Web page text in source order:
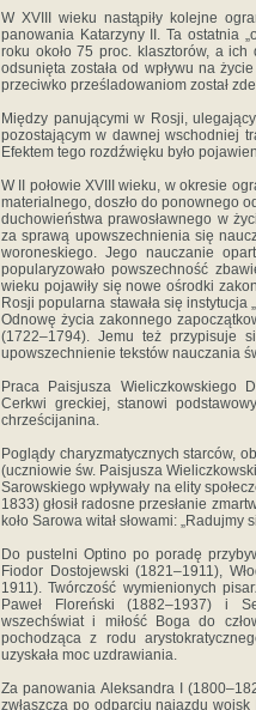
W XVIII wieku nastąpiły kolejne
panowania Katarzyny II. Ta ostatnia
roku około 75 proc. klasztorów, a ich
odsunięta została od wpływu na
przeciwko prześladowaniom został
Między panującymi w Rosji,
pozostającym w dawnej wschodniej
Efektem tego rozdźwięku było
W II połowie XVIII wieku, w okresie
materialnego, doszło do ponownego
duchowieństwa prawosławnego w
za sprawą upowszechnienia się
woroneskiego. Jego nauczanie
popularyzowało powszechność
wieku pojawiły się nowe ośrodki
Rosji popularna stawała się instytucja
Odnowę życia zakonnego
(1722–1794). Jemu też przypisuje
upowszechnienie tekstów nauczania
Praca Paisjusza Wieliczkowskiego
Cerkwi greckiej, stanowi
chrześcijanina.
Poglądy charyzmatycznych starców,
(uczniowie św. Paisjusza
Sarowskiego wpływały na elity
1833) głosił radosne przesłanie
koło Sarowa witał słowami: „Radujmy
Do pustelni Optino po poradę
Fiodor Dostojewski (1821–1911),
1911). Twórczość wymienionych
Paweł Floreński (1882–1937) i
wszechświat i miłość Boga do
pochodząca z rodu
uzyskała moc uzdrawiania.
Za panowania Aleksandra I
zwłaszcza po odparciu najazdu